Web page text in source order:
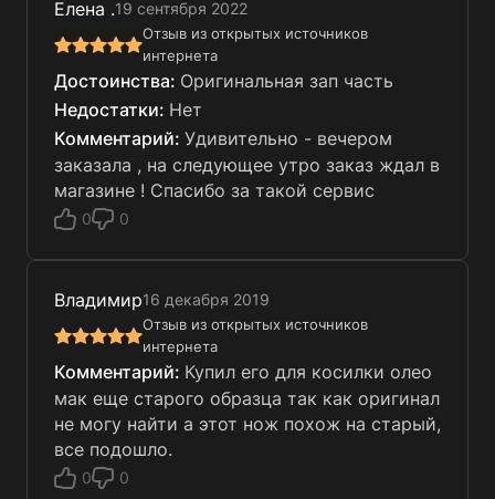
Елена .19 сентября 2022
Отзыв из открытых источников
интернета
Оригинальная зап часть
Нет
Удивительно - вечером
заказала , на следующее утро заказ ждал в
магазине ! Спасибо за такой сервис
0 0
Владимир16 декабря 2019
Отзыв из открытых источников
интернета
Купил его для косилки олео
мак еще старого образца так как оригинал
не могу найти а этот нож похож на старый,
все подошло.
0 0